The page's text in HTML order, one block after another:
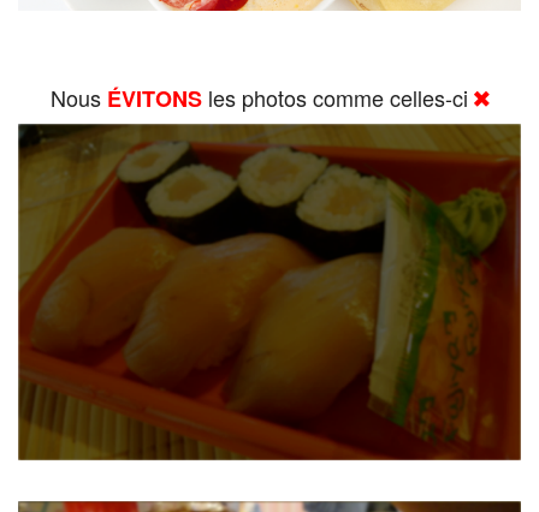
Nous ÉVITONSles photos comme celles-ci